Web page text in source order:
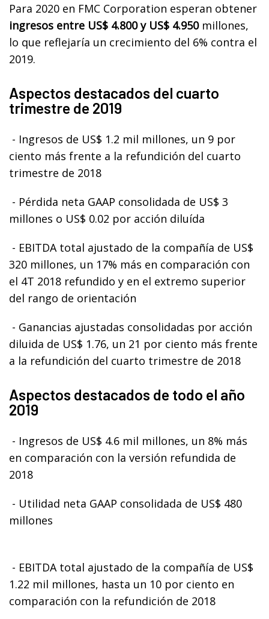
Para 2020 en FMC Corporation esperan obtener
ingresos entre US$ 4.800 y US$ 4.950millones,
lo que reflejaría un crecimiento del 6% contra el
2019.
Aspectos destacados del cuarto
trimestre de 2019
- Ingresos de US$ 1.2 mil millones, un 9 por
ciento más frente a la refundición del cuarto
trimestre de 2018
- Pérdida neta GAAP consolidada de US$ 3
millones o US$ 0.02 por acción diluída
- EBITDA total ajustado de la compañía de US$
320 millones, un 17% más en comparación con
el 4T 2018 refundido y en el extremo superior
del rango de orientación
- Ganancias ajustadas consolidadas por acción
diluida de US$ 1.76, un 21 por ciento más frente
a la refundición del cuarto trimestre de 2018
Aspectos destacados de todo el año
2019
- Ingresos de US$ 4.6 mil millones, un 8% más
en comparación con la versión refundida de
2018
- Utilidad neta GAAP consolidada de US$ 480
millones
- EBITDA total ajustado de la compañía de US$
1.22 mil millones, hasta un 10 por ciento en
comparación con la refundición de 2018